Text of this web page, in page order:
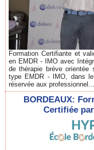
Formation Certifiante et
en EMDR - IMO avec
de thérapie brève orientée
type EMDR - IMO, dans
réservée aux professionnel...
BORDEAUX:
Certifiée